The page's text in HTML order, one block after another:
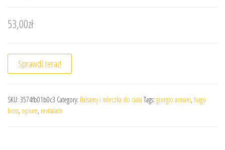
53,00zł
Sprawdź teraz!
SKU: 3574fb01b0c3 Category: Balsamy i mleczka do ciała Tags: giorgio armani, hugo
boss, opium, revitalash